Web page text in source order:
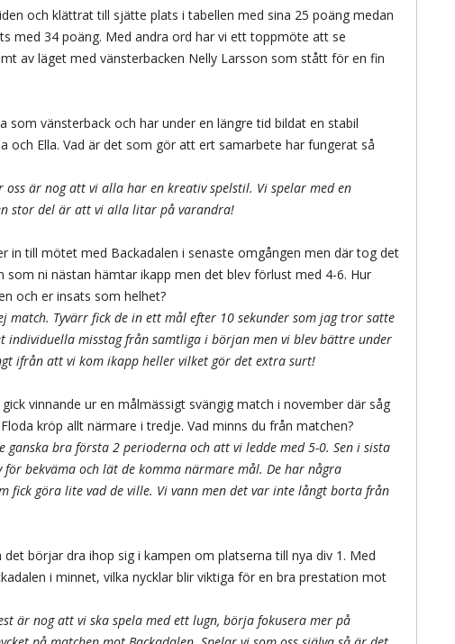
och klättrat till sjätte plats i tabellen med sina 25 poäng medan
med 34 poäng. Med andra ord har vi ett toppmöte att se
av läget med vänsterbacken Nelly Larsson som stått för en fin
som vänsterback och har under en längre tid bildat en stabil
och Ella. Vad är det som gör att ert samarbete har fungerat så
är nog att vi alla har en kreativ spelstil. Vi spelar med en
stor del är att vi alla litar på varandra!
in till mötet med Backadalen i senaste omgången men där tog det
som ni nästan hämtar ikapp men det blev förlust med 4-6. Hur
och er insats som helhet?
match. Tyvärr fick de in ett mål efter 10 sekunder som jag tror satte
individuella misstag från samtliga i början men vi blev bättre under
ifrån att vi kom ikapp heller vilket gör det extra surt!
vinnande ur en målmässigt svängig match i november där såg
kröp allt närmare i tredje. Vad minns du från matchen?
ganska bra första 2 perioderna och att vi ledde med 5-0. Sen i sista
bekväma och lät de komma närmare mål. De har några
fick göra lite vad de ville. Vi vann men det var inte långt borta från
börjar dra ihop sig i kampen om platserna till nya div 1. Med
i minnet, vilka nycklar blir viktiga för en bra prestation mot
är nog att vi ska spela med ett lugn, börja fokusera mer på